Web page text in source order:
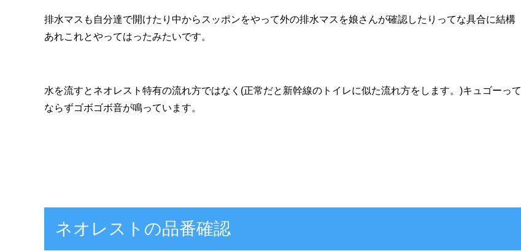
排水マスも自分達で開けたり中からスッポンをやって外の排水マスを娘さんが確認したりってな具合に結構
あれこれとやってはったみたいです。
水を流すとネオレスト特有の流れ方ではなく(正常だと新幹線のトイレに似た流れ方をします。)キュゴーって
ならずゴボゴボ音が鳴っています。
ネオレストの品番確認